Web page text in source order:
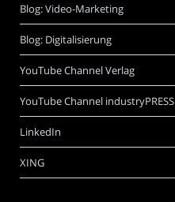
Blog: Video-Marketing
Blog: Digitalisierung
YouTube Channel Verlag
YouTube Channel industryPRESS
LinkedIn
XING